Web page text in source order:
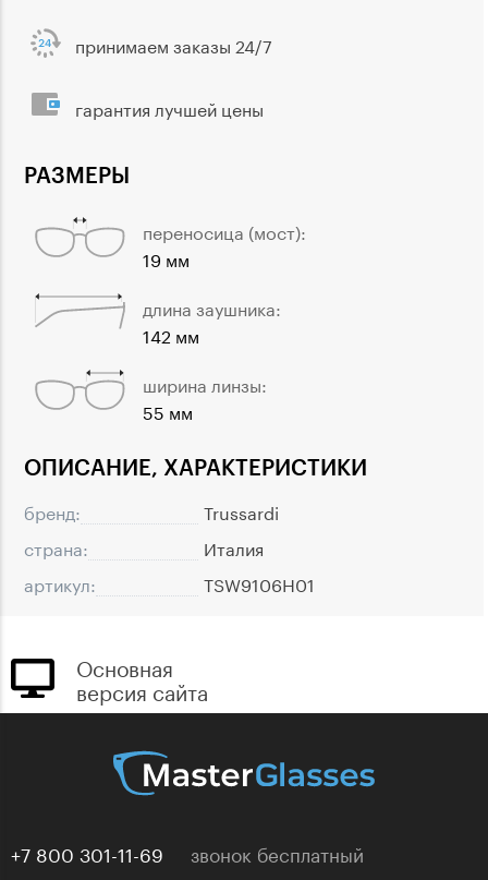
ОПИСАНИЕ, ХАРАКТЕРИСТИКИ
бренд:
Trussardi
страна:
Италия
артикул:
TSW9106H01
РАЗМЕРЫ
переносица (мост):
19 мм
длина заушника:
142 мм
ширина линзы:
55 мм
принимаем заказы 24/7
гарантия лучшей цены
Основная
версия сайта
+7 800 301-11-69 звонок бесплатный